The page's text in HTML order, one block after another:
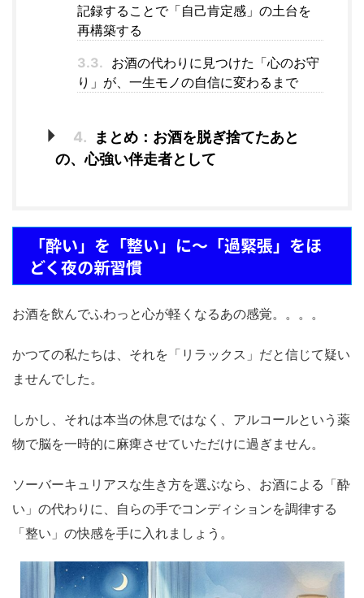
記録することで「自己肯定感」の土台を
再構築する
3.3. お酒の代わりに見つけた「心のお守
り」が、一生モノの自信に変わるまで
4.
まとめ：お酒を脱ぎ捨てたあと
の、心強い伴走者として
「酔い」を「整い」に～「過緊張」をほ
どく夜の新習慣
お酒を飲んでふわっと心が軽くなるあの感覚。。。。
かつての私たちは、それを「リラックス」だと信じて疑い
ませんでした。
しかし、それは本当の休息ではなく、アルコールという薬
物で脳を一時的に麻痺させていただけに過ぎません。
ソーバーキュリアスな生き方を選ぶなら、お酒による「酔
い」の代わりに、自らの手でコンディションを調律する
「整い」の快感を手に入れましょう。